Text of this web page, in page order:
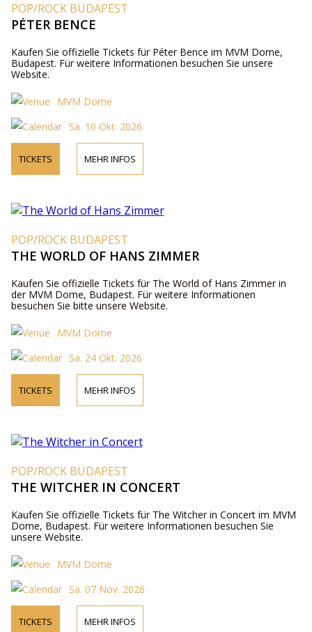
POP/ROCK BUDAPEST
PÉTER BENCE
Kaufen Sie offizielle Tickets für Péter Bence im MVM Dome,
Budapest. Für weitere Informationen besuchen Sie unsere
Website.
MVM Dome
Sa. 10 Okt. 2026
TICKETS MEHR INFOS
POP/ROCK BUDAPEST
THE WORLD OF HANS ZIMMER
Kaufen Sie offizielle Tickets für The World of Hans Zimmer in
der MVM Dome, Budapest. Für weitere Informationen
besuchen Sie bitte unsere Website.
MVM Dome
Sa. 24 Okt. 2026
TICKETS MEHR INFOS
POP/ROCK BUDAPEST
THE WITCHER IN CONCERT
Kaufen Sie offizielle Tickets für The Witcher in Concert im MVM
Dome, Budapest. Für weitere Informationen besuchen Sie
unsere Website.
MVM Dome
Sa. 07 Nov. 2026
TICKETS MEHR INFOS